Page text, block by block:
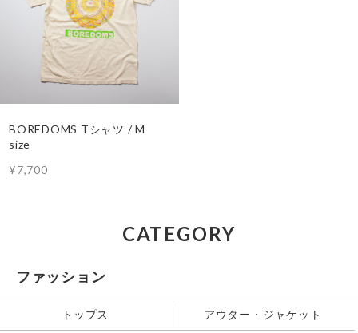
BOREDOMS Tシャツ / M
size
¥7,700
CATEGORY
ファッション
トップス アウター・ジャケット